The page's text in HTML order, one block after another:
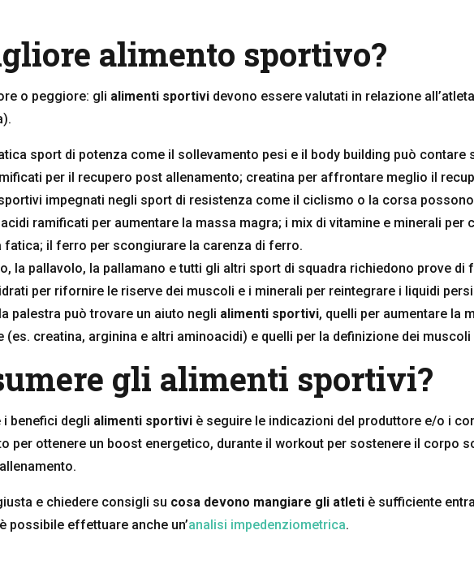
alimento sportivo?
o peggiore: gli alimenti sportivi devono essere valutati in relazione
sport di potenza come il sollevamento pesi e il body building può contare
per il recupero post allenamento; creatina per affrontare meglio il
impegnati negli sport di resistenza come il ciclismo o la corsa
ramificati per aumentare la massa magra; i mix di vitamine e minerali per
fatica; il ferro per scongiurare la carenza di ferro.
la pallavolo, la pallamano e tutti gli altri sport di squadra richiedono prove
per rifornire le riserve dei muscoli e i minerali per reintegrare i liquidi
palestra può trovare un aiuto negli alimenti sportivi, quelli per aumentare la
creatina, arginina e altri aminoacidi) e quelli per la definizione dei
gli alimenti sportivi?
benefici degli alimenti sportivi è seguire le indicazioni del produttore e/o i
per ottenere un boost energetico, durante il workout per sostenere il corpo
e chiedere consigli su cosa devono mangiare gli atleti è sufficiente
possibile effettuare anche un’analisi impedenziometrica.